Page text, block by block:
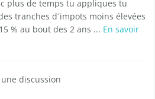
plus de temps tu appliques tu
tranches d´impots moins élevées
% au bout des 2 ans ... En savoir
discussion